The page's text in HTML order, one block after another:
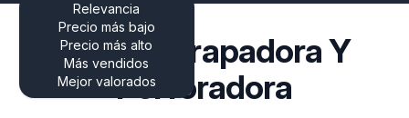
Relevancia
Precio más bajo
Precio más alto
Más vendidos
Mejor valorados
Kits De Grapadora Y
Perforadora